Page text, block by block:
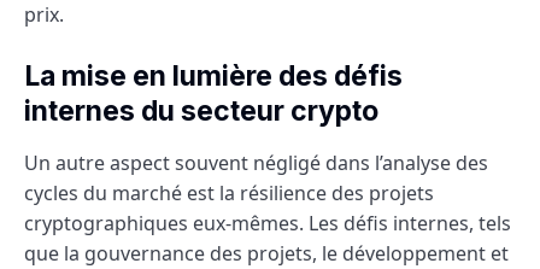
prix.
La mise en lumière des défis
internes du secteur crypto
Un autre aspect souvent négligé dans l’analyse des
cycles du marché est la résilience des projets
cryptographiques eux-mêmes. Les défis internes, tels
que la gouvernance des projets, le développement et